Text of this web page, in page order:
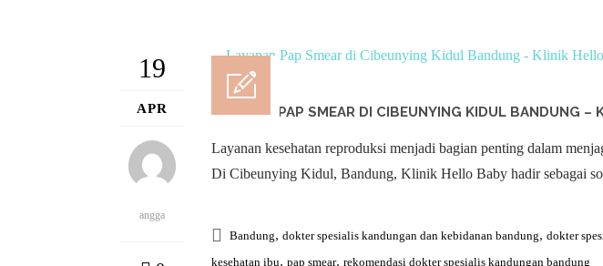
19
APR
angga
LAYANAN PAP SMEAR DI CIBEUNYING KIDUL BANDUNG –
Layanan kesehatan reproduksi menjadi bagian penting dalam
Di Cibeunying Kidul, Bandung, Klinik Hello Baby hadir sebagai
Bandung, dokter spesialis kandungan dan kebidanan bandung, dokter
kesehatan ibu, pap smear, rekomendasi dokter spesialis kandungan bandung